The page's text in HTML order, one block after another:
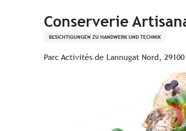
Conserverie
BESICHTIGUNGEN ZU HANDWERK UND TECHNIK
Parc Activités de Lannugat Nord,